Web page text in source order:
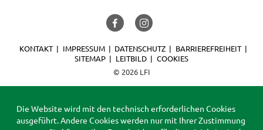
© 2026 LFI
KONTAKT IMPRESSUM DATENSCHUTZ
BARRIEREFREIHEIT
SITEMAP
LEITBILD COOKIES
Die Website wird mit den technisch erforderlichen Cookies
ausgeführt. Andere Cookies werden nur mit Ihrer Zustimmung